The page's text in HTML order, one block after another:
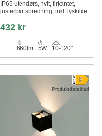
IP65 utendørs, hvit, firkantet,
justerbar spredning, inkl. lyskilde
432 kr
660lm 5W 10-120°
Produktdatablad